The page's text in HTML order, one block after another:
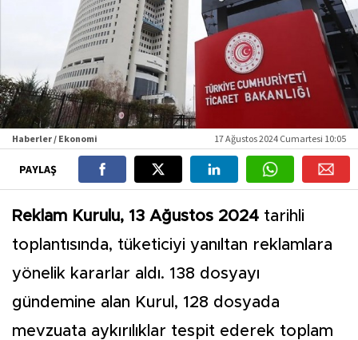
Haberler / Ekonomi 17 Ağustos 2024 Cumartesi 10:05
PAYLAŞ
Reklam Kurulu, 13 Ağustos 2024 tarihli
toplantısında, tüketiciyi yanıltan reklamlara
yönelik kararlar aldı. 138 dosyayı
gündemine alan Kurul, 128 dosyada
mevzuata aykırılıklar tespit ederek toplam